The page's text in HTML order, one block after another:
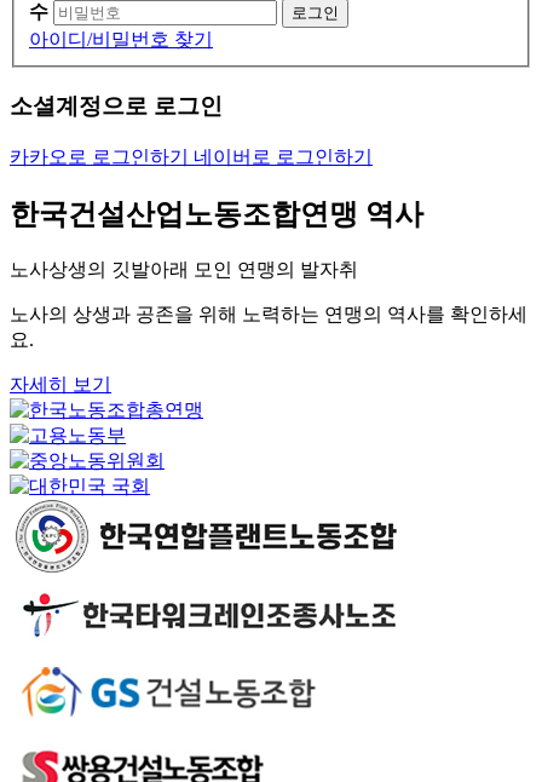
수
로그인
아이디/비밀번호 찾기
소셜계정으로 로그인
카카오로 로그인하기 네이버로 로그인하기
한국건설산업노동조합연맹 역사
노사상생의 깃발아래 모인 연맹의 발자취
노사의 상생과 공존을 위해 노력하는 연맹의 역사를 확인하세
요.
자세히 보기